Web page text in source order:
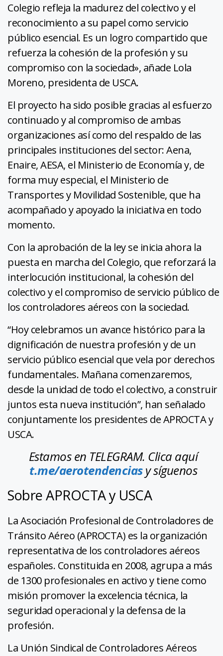
Colegio refleja la madurez del colectivo y el
reconocimiento a su papel como servicio
público esencial. Es un logro compartido que
refuerza la cohesión de la profesión y su
compromiso con la sociedad», añade Lola
Moreno, presidenta de USCA.
El proyecto ha sido posible gracias al esfuerzo
continuado y al compromiso de ambas
organizaciones así como del respaldo de las
principales instituciones del sector: Aena,
Enaire, AESA, el Ministerio de Economía y, de
forma muy especial, el Ministerio de
Transportes y Movilidad Sostenible, que ha
acompañado y apoyado la iniciativa en todo
momento.
Con la aprobación de la ley se inicia ahora la
puesta en marcha del Colegio, que reforzará la
interlocución institucional, la cohesión del
colectivo y el compromiso de servicio público de
los controladores aéreos con la sociedad.
“Hoy celebramos un avance histórico para la
dignificación de nuestra profesión y de un
servicio público esencial que vela por derechos
fundamentales. Mañana comenzaremos,
desde la unidad de todo el colectivo, a construir
juntos esta nueva institución”, han señalado
conjuntamente los presidentes de APROCTA y
USCA.
Estamos en TELEGRAM. Clica aquí
t.me/aerotendenciasy síguenos
Sobre APROCTA y USCA
La Asociación Profesional de Controladores de
Tránsito Aéreo (APROCTA) es la organización
representativa de los controladores aéreos
españoles. Constituida en 2008, agrupa a más
de 1300 profesionales en activo y tiene como
misión promover la excelencia técnica, la
seguridad operacional y la defensa de la
profesión.
La Unión Sindical de Controladores Aéreos